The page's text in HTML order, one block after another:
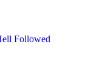
Followed